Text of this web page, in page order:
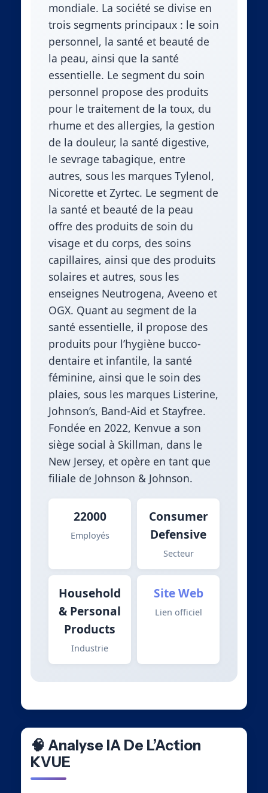
mondiale. La société se divise en
trois segments principaux : le soin
personnel, la santé et beauté de
la peau, ainsi que la santé
essentielle. Le segment du soin
personnel propose des produits
pour le traitement de la toux, du
rhume et des allergies, la gestion
de la douleur, la santé digestive,
le sevrage tabagique, entre
autres, sous les marques Tylenol,
Nicorette et Zyrtec. Le segment de
la santé et beauté de la peau
offre des produits de soin du
visage et du corps, des soins
capillaires, ainsi que des produits
solaires et autres, sous les
enseignes Neutrogena, Aveeno et
OGX. Quant au segment de la
santé essentielle, il propose des
produits pour l’hygiène bucco-
dentaire et infantile, la santé
féminine, ainsi que le soin des
plaies, sous les marques Listerine,
Johnson’s, Band-Aid et Stayfree.
Fondée en 2022, Kenvue a son
siège social à Skillman, dans le
New Jersey, et opère en tant que
filiale de Johnson & Johnson.
22000
Employés
Consumer
Defensive
Secteur
Household
& Personal
Products
Industrie
Site Web
Lien officiel
🧠 Analyse IA De L’Action
KVUE